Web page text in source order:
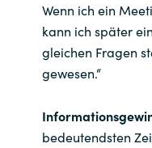
Wenn ich ein
kann ich später
gleichen Fragen
gewesen.“
bedeutendsten